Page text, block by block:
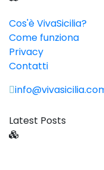
Cos'è VivaSicilia?
Come funziona
Privacy
Contatti
Latest Posts